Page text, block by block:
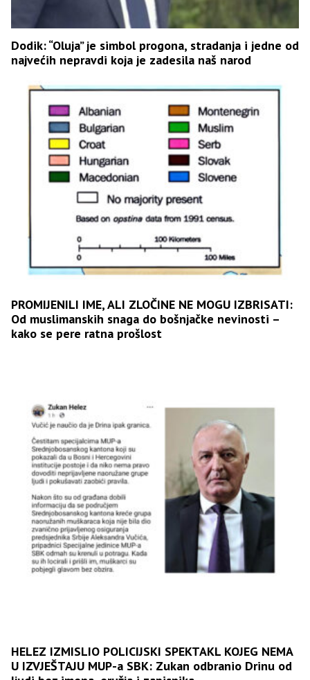
Dodik: “Oluja” je simbol progona, stradanja i jedne od
najvećih nepravdi koja je zadesila naš narod
PROMIJENILI IME, ALI ZLOČINE NE MOGU IZBRISATI:
Od muslimanskih snaga do bošnjačke nevinosti –
kako se pere ratna prošlost
HELEZ IZMISLIO POLICIJSKI SPEKTAKL KOJEG NEMA
U IZVJEŠTAJU MUP-a SBK: Zukan odbranio Drinu od